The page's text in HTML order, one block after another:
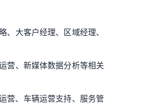
、大客户经理、区域经理、
营、新媒体数据分析等相关
营、车辆运营支持、服务管